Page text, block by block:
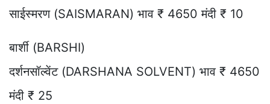
साईस्मरण (SAISMARAN) भाव ₹ 4650 मंदी ₹ 10
बार्शी (BARSHI)
दर्शनसॉल्वेंट (DARSHANA SOLVENT) भाव ₹ 4650
मंदी ₹ 25